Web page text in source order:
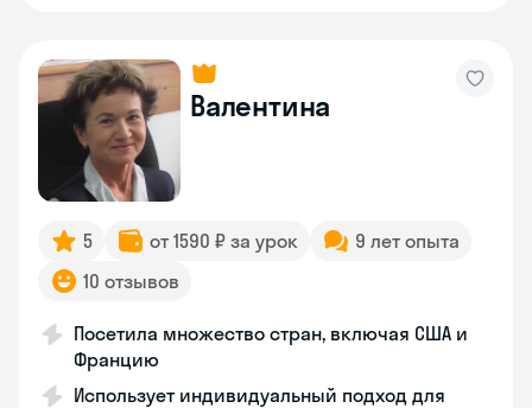
Валентина
5 от 1590 ₽ за урок
9 лет опыта
10 отзывов
Посетила множество стран, включая США и
Францию
Использует индивидуальный подход для